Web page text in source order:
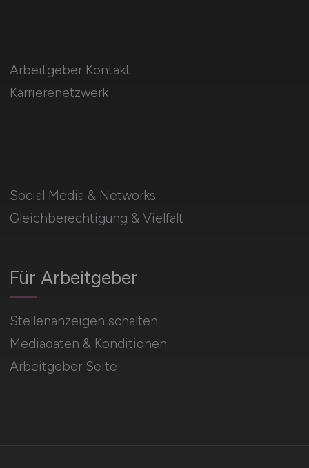
Social Media & Networks
Gleichberechtigung & Vielfalt
Für Arbeitgeber
Stellenanzeigen schalten
Mediadaten & Konditionen
Arbeitgeber Seite
Arbeitgeber Kontakt
Karrierenetzwerk